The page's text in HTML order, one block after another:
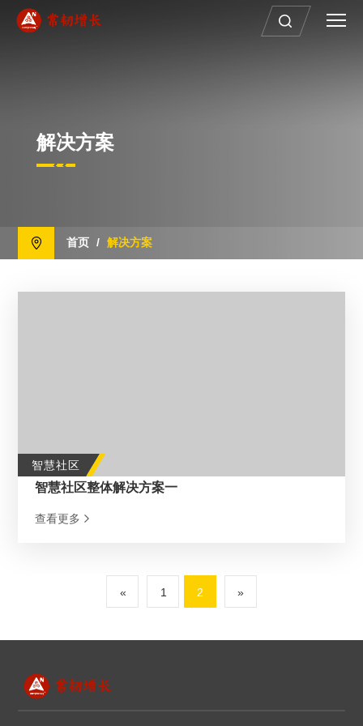
解决方案
首页 / 解决方案
智慧社区
智慧社区整体解决方案一
查看更多
« 1 2 »